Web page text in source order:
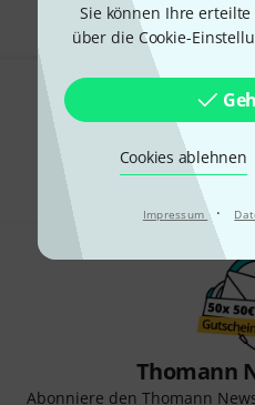
Sie können Ihre
über die Cookie-
Cookies ablehnen
Impressum ·
Gefällt Ihnen,
Teilen
Thomann
Abonniere den Thomann